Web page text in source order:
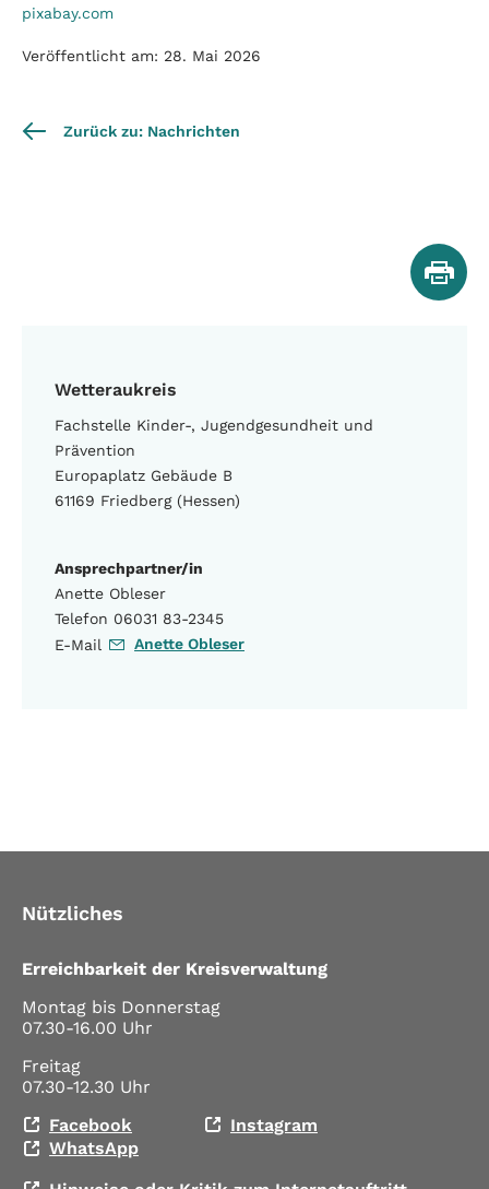
Wetteraukreis
Fachstelle Kinder-, Jugendgesundheit und
Prävention
Europaplatz Gebäude B
61169 Friedberg (Hessen)
Ansprechpartner/in
Anette Obleser
Telefon 06031 83-2345
E-Mail
Anette Obleser
pixabay.com
Veröffentlicht am: 28. Mai 2026
Zurück zu: Nachrichten
Nützliches
Erreichbarkeit der Kreisverwaltung
Montag bis Donnerstag
07.30-16.00 Uhr
Freitag
07.30-12.30 Uhr
Facebook
Instagram
WhatsApp